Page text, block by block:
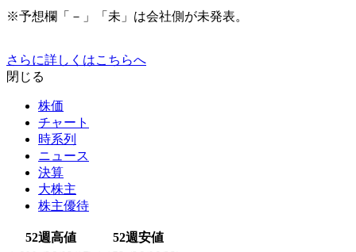
※予想欄「－」「未」は会社側が未発表。
さらに詳しくはこちらへ
閉じる
株価
チャート
時系列
ニュース
決算
大株主
株主優待
52週高値
52週安値